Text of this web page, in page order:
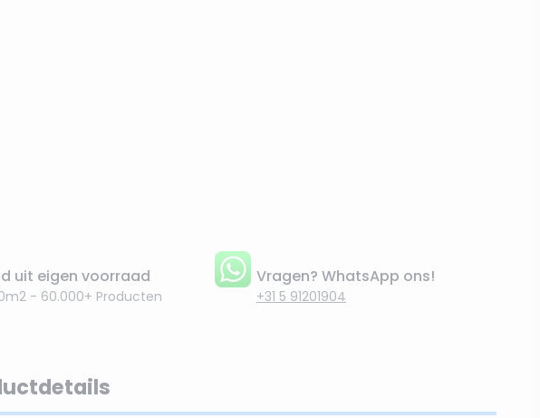
uit eigen voorraad
- 60.000+ Producten
Vragen? WhatsApp ons!
+31 5 91201904